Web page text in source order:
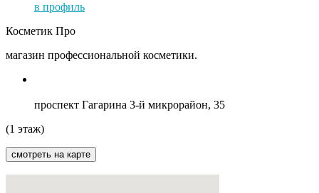
в профиль
Косметик Про
магазин профессиональной косметики.
проспект Гагарина 3-й микрорайон, 35
(1 этаж)
смотреть на карте